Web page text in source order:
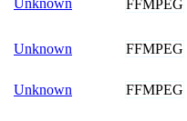
Unknown FFMPEG
Unknown FFMPEG
Unknown FFMPEG